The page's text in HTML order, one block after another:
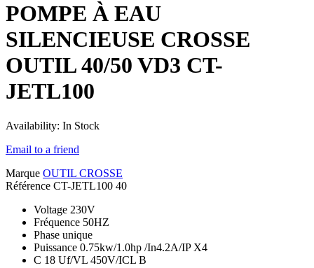
POMPE À EAU
SILENCIEUSE CROSSE
OUTIL 40/50 VD3 CT-
JETL100
Availability: In Stock
Email to a friend
Marque OUTIL CROSSE
Référence CT-JETL100 40
Voltage 230V
Fréquence 50HZ
Phase unique
Puissance 0.75kw/1.0hp /In4.2A/IP X4
C 18 Uf/VL 450V/ICL B